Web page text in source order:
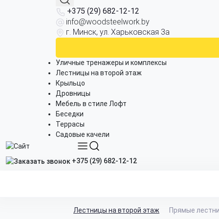
+375 (29) 682-12-12
info@woodsteelwork.by
г. Минск, ул. Харьковская 3а
Уличные тренажеры и комплексы
Лестницы на второй этаж
Крыльцо
Дровницы
Мебель в стиле Лофт
Беседки
Террасы
Садовые качели
+375 (29) 682-12-12
Лестницы на второй этаж Прямые